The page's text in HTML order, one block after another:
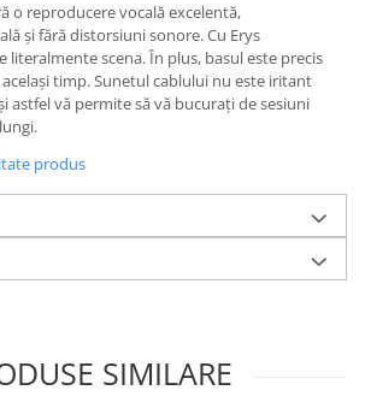
o reproducere vocală excelentă,
și fără distorsiuni sonore. Cu Erys
literalmente scena. În plus, basul este precis
timp. Sunetul cablului nu este iritant
astfel vă permite să vă bucurați de sesiuni
produs
SIMILARE